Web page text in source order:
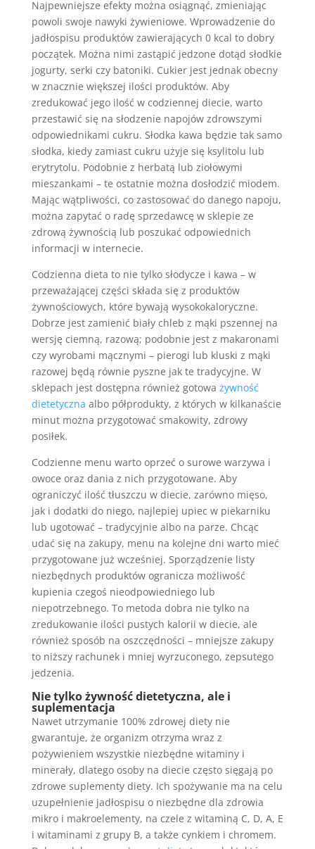
Najpewniejsze efekty można osiągnąć, zmieniając
powoli swoje nawyki żywieniowe. Wprowadzenie do
jadłospisu produktów zawierających 0 kcal to dobry
początek. Można nimi zastąpić jedzone dotąd słodkie
jogurty, serki czy batoniki. Cukier jest jednak obecny
w znacznie większej ilości produktów. Aby
zredukować jego ilość w codziennej diecie, warto
przestawić się na słodzenie napojów zdrowszymi
odpowiednikami cukru. Słodka kawa będzie tak samo
słodka, kiedy zamiast cukru użyje się ksylitolu lub
erytrytolu. Podobnie z herbatą lub ziołowymi
mieszankami – te ostatnie można dosłodzić miodem.
Mając wątpliwości, co zastosować do danego napoju,
można zapytać o radę sprzedawcę w sklepie ze
zdrową żywnością lub poszukać odpowiednich
informacji w internecie.
Codzienna dieta to nie tylko słodycze i kawa – w
przeważającej części składa się z produktów
żywnościowych, które bywają wysokokaloryczne.
Dobrze jest zamienić biały chleb z mąki pszennej na
wersję ciemną, razową; podobnie jest z makaronami
czy wyrobami mącznymi – pierogi lub kluski z mąki
razowej będą równie pyszne jak te tradycyjne. W
sklepach jest dostępna również gotowa żywność
dietetyczna albo półprodukty, z których w kilkanaście
minut można przygotować smakowity, zdrowy
posiłek.
Codzienne menu warto oprzeć o surowe warzywa i
owoce oraz dania z nich przygotowane. Aby
ograniczyć ilość tłuszczu w diecie, zarówno mięso,
jak i dodatki do niego, najlepiej upiec w piekarniku
lub ugotować – tradycyjnie albo na parze. Chcąc
udać się na zakupy, menu na kolejne dni warto mieć
przygotowane już wcześniej. Sporządzenie listy
niezbędnych produktów ogranicza możliwość
kupienia czegoś nieodpowiedniego lub
niepotrzebnego. To metoda dobra nie tylko na
zredukowanie ilości pustych kalorii w diecie, ale
również sposób na oszczędności – mniejsze zakupy
to niższy rachunek i mniej wyrzuconego, zepsutego
jedzenia.
Nie tylko żywność dietetyczna, ale i
suplementacja
Nawet utrzymanie 100% zdrowej diety nie
gwarantuje, że organizm otrzyma wraz z
pożywieniem wszystkie niezbędne witaminy i
minerały, dlatego osoby na diecie często sięgają po
zdrowe suplementy diety. Ich spożywanie ma na celu
uzupełnienie jadłospisu o niezbędne dla zdrowia
mikro i makroelementy, na czele z witaminą C, D, A, E
i witaminami z grupy B, a także cynkiem i chromem.